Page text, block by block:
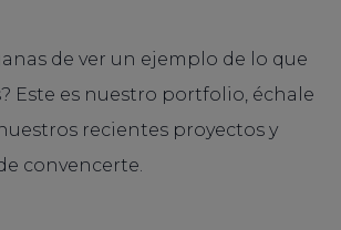
de ver un ejemplo de lo que
Este es nuestro portfolio, échale
recientes proyectos y
convencerte.